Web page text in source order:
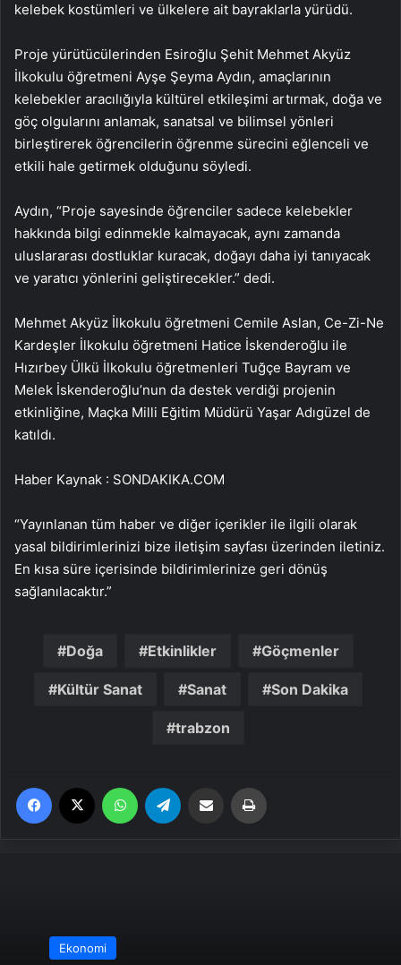
kelebek kostümleri ve ülkelere ait bayraklarla yürüdü.
Proje yürütücülerinden Esiroğlu Şehit Mehmet Akyüz
İlkokulu öğretmeni Ayşe Şeyma Aydın, amaçlarının
kelebekler aracılığıyla kültürel etkileşimi artırmak, doğa ve
göç olgularını anlamak, sanatsal ve bilimsel yönleri
birleştirerek öğrencilerin öğrenme sürecini eğlenceli ve
etkili hale getirmek olduğunu söyledi.
Aydın, “Proje sayesinde öğrenciler sadece kelebekler
hakkında bilgi edinmekle kalmayacak, aynı zamanda
uluslararası dostluklar kuracak, doğayı daha iyi tanıyacak
ve yaratıcı yönlerini geliştirecekler.” dedi.
Mehmet Akyüz İlkokulu öğretmeni Cemile Aslan, Ce-Zi-Ne
Kardeşler İlkokulu öğretmeni Hatice İskenderoğlu ile
Hızırbey Ülkü İlkokulu öğretmenleri Tuğçe Bayram ve
Melek İskenderoğlu’nun da destek verdiği projenin
etkinliğine, Maçka Milli Eğitim Müdürü Yaşar Adıgüzel de
katıldı.
Haber Kaynak : SONDAKIKA.COM
“Yayınlanan tüm haber ve diğer içerikler ile ilgili olarak
yasal bildirimlerinizi bize iletişim sayfası üzerinden iletiniz.
En kısa süre içerisinde bildirimlerinize geri dönüş
sağlanılacaktır.”
Doğa Etkinlikler Göçmenler
Kültür Sanat Sanat Son Dakika
trabzon
Facebook WhatsApp Email'den paylaş
Ekonomi